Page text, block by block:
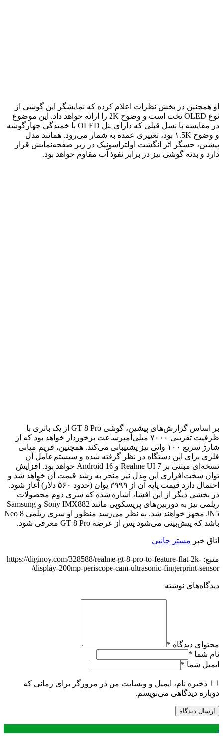
او همچنین در بخش نظرات اعلام کرده که نمایشگر این گوشی از
نوع OLED تخت است و وضوح 2K را ارائه خواهد داد. این موضوع
در مقایسه با نسل قبلی که دارای پنل OLED با خمیدگی چهارگوشه
و وضوح ۱.5K بود، تغییری عمده به شمار می‌رود. همانند مدل
پیشین، حسگر اثر انگشت اولتراسونیک در زیر صفحه‌نمایش قرار
دارد و بدنه گوشی نیز در برابر نفوذ آب مقاوم خواهد بود.
بر اساس گزارش‌های پیشین، گوشی GT 8 Pro از یک باتری با
ظرفیت تقریبی ۷۰۰۰ میلی‌آمپرساعت برخوردار خواهد بود که از
شارژ سریع ۱۰۰ واتی نیز پشتیبانی می‌کند. همچنین، فریم میانی
فلزی برای این دستگاه در نظر گرفته شده و سیستم‌عامل آن
نسخه‌ای مبتنی بر Realme UI 7 و Android 16 خواهد بود. افزایش
توان سخت‌افزاری این مدل نیز منجر به رشد قیمت آن خواهد شد و
احتمال دارد قیمت پایه آن از ۳۹۹۹ یوان (حدود ۵۶۰ دلار) آغاز شود.
در بخشی دیگر از این افشا، اشاره شده که سری دوم محصولات
ریلمی نیز به دوربین‌های پریسکوپی مانند Sony IMX882 و Samsung
JN5 مجهز خواهند شد. به نظر می‌رسد منظور او سری ریلمی Neo 8
باشد که پیش‌بینی می‌شود پس از عرضه GT 8 Pro معرفی شود.
اتاق خبر مستر جانبی
منبع: https://diginoy.com/328588/realme-gt-8-pro-to-feature-flat-2k-
display-200mp-periscope-cam-ultrasonic-fingerprint-sensor/
دیدگاه‌های نوشته
محتوای دیدگاه *
نام شما *
ایمیل شما *
ذخیره نام، ایمیل و وبسایت من در مرورگر برای زمانی که
دوباره دیدگاهی می‌نویسم.
.